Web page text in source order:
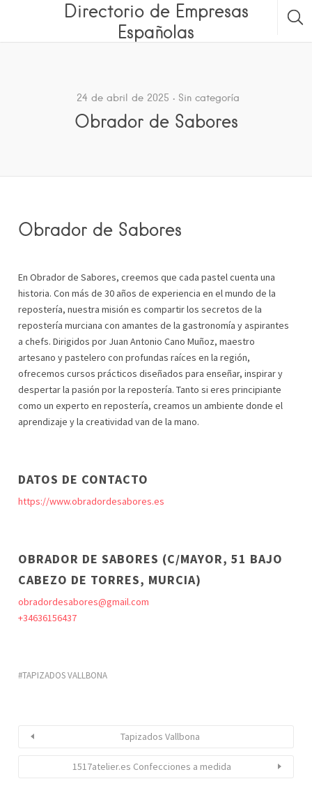
Directorio de Empresas
Españolas
24 de abril de 2025 Sin categoría
Obrador de Sabores
Obrador de Sabores
En Obrador de Sabores, creemos que cada pastel cuenta una
historia. Con más de 30 años de experiencia en el mundo de la
repostería, nuestra misión es compartir los secretos de la
repostería murciana con amantes de la gastronomía y aspirantes
a chefs. Dirigidos por Juan Antonio Cano Muñoz, maestro
artesano y pastelero con profundas raíces en la región,
ofrecemos cursos prácticos diseñados para enseñar, inspirar y
despertar la pasión por la repostería. Tanto si eres principiante
como un experto en repostería, creamos un ambiente donde el
aprendizaje y la creatividad van de la mano.
DATOS DE CONTACTO
https://www.obradordesabores.es
OBRADOR DE SABORES (C/MAYOR, 51 BAJO
CABEZO DE TORRES, MURCIA)
obradordesabores@gmail.com
+34636156437
TAPIZADOS VALLBONA
Tapizados Vallbona
1517atelier.es Confecciones a medida